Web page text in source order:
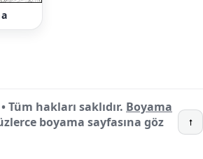
Tüm hakları saklıdır. Boyama
boyama sayfasına göz
↑